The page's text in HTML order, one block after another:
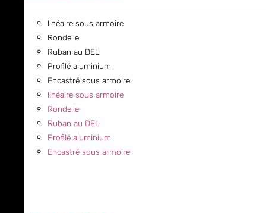
linéaire sous armoire
Rondelle
Ruban au DEL
Profilé aluminium
Encastré sous armoire
linéaire sous armoire
Rondelle
Ruban au DEL
Profilé aluminium
Encastré sous armoire